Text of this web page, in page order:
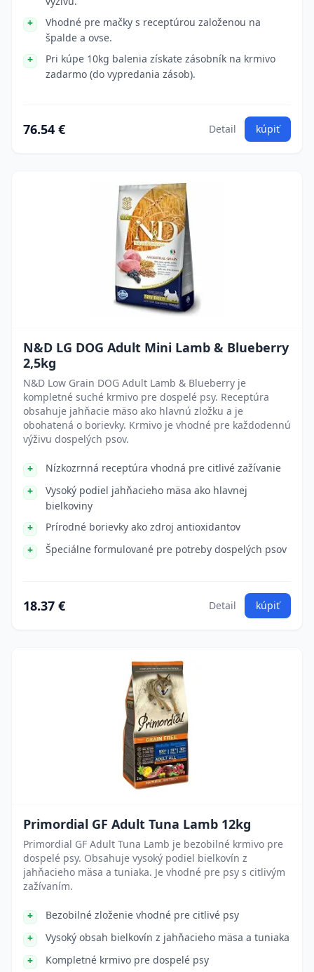
Vhodné pre mačky s receptúrou založenou na
špalde a ovse.
Pri kúpe 10kg balenia získate zásobník na krmivo
zadarmo (do vypredania zásob).
76.54 € Detail kúpiť
N&D LG DOG Adult Mini Lamb & Blueberry
2,5kg
N&D Low Grain DOG Adult Lamb & Blueberry je
kompletné suché krmivo pre dospelé psy. Receptúra
obsahuje jahňacie mäso ako hlavnú zložku a je
obohatená o borievky. Krmivo je vhodné pre každodennú
výživu dospelých psov.
Nízkozrnná receptúra vhodná pre citlivé zažívanie
Vysoký podiel jahňacieho mäsa ako hlavnej
bielkoviny
Prírodné borievky ako zdroj antioxidantov
Špeciálne formulované pre potreby dospelých psov
18.37 € Detail kúpiť
Primordial GF Adult Tuna Lamb 12kg
Primordial GF Adult Tuna Lamb je bezobilné krmivo pre
dospelé psy. Obsahuje vysoký podiel bielkovín z
jahňacieho mäsa a tuniaka. Je vhodné pre psy s citlivým
zažívaním.
Bezobilné zloženie vhodné pre citlivé psy
Vysoký obsah bielkovín z jahňacieho mäsa a tuniaka
Kompletné krmivo pre dospelé psy